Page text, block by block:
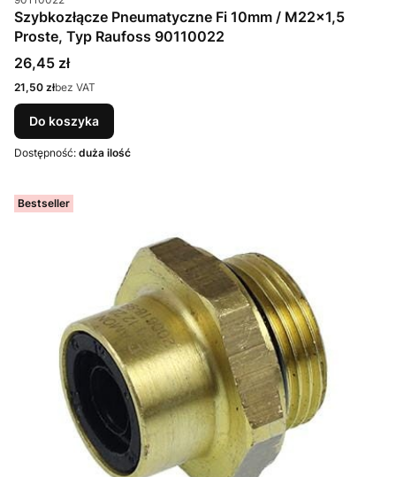
Szybkozłącze Pneumatyczne Fi 10mm / M22x1,5
Proste, Typ Raufoss 90110022
Cena
26,45 zł
Cena
21,50 złbez VAT
Do koszyka
Dostępność: duża ilość
Bestseller